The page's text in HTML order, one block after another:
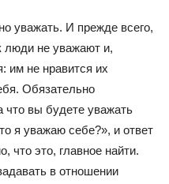
уважать. И прежде всего,
люди не уважают и,
им не нравится их
Обязательно
что вы будете уважать
я уважаю себе?», и ответ
что это, главное найти.
в отношении